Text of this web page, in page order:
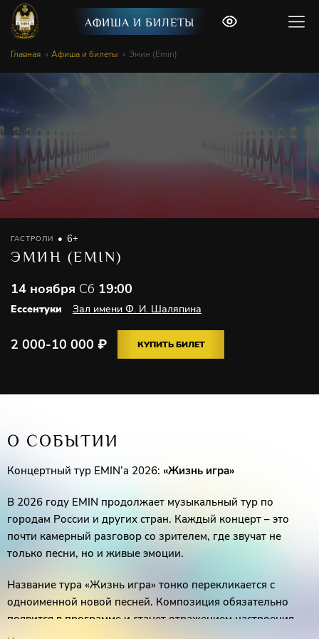
АФИША И БИЛЕТЫ
Главная Афиша и билеты Эмин (Emin)
ГАСТРОЛИ 6+
ЭМИН (EMIN)
14 ноября Сб 19:00
Ессентуки Зал имени Ф. И. Шаляпина
2 000-10 000 ₽ КУПИТЬ БИЛЕТ
О СОБЫТИИ
Концертный тур EMIN’a 2026: «Жизнь игра»
В 2026 году EMIN продолжает музыкальный тур по
городам России и других стран. Каждый концерт – это
почти камерный разговор со зрителем, где звучат не
только песни, но и живые эмоции.
Название тура «Жизнь игра» тонко перекликается с
одноименной новой песней. Композиция обязательно
появится в программе и станет отражением настроения